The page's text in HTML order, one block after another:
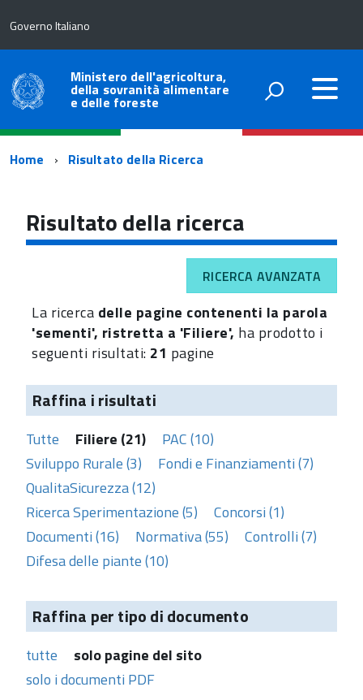
Governo Italiano
Ministero dell'agricoltura,
della sovranità alimentare
e delle foreste
Percorso
navigazione
Home Risultato della Ricerca
Risultato della ricerca
RICERCA AVANZATA
La ricerca delle pagine contenenti la parola
'sementi', ristretta a 'Filiere', ha prodotto i
seguenti risultati: 21 pagine
Raffina i risultati
Tutte Filiere (21)
PAC (10)
Sviluppo Rurale (3)
Fondi e Finanziamenti (7)
QualitaSicurezza (12)
Ricerca Sperimentazione (5)
Concorsi (1)
Documenti (16)
Normativa (55)
Controlli (7)
Difesa delle piante (10)
Raffina per tipo di documento
tutte
solo pagine del sito
solo i documenti PDF